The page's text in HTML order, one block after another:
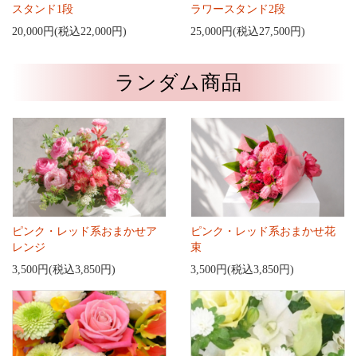
スタンド1段
20,000円(税込22,000円)
ラワースタンド2段
25,000円(税込27,500円)
ランダム商品
ピンク・レッド系おまかせア
レンジ
3,500円(税込3,850円)
ピンク・レッド系おまかせ花
束
3,500円(税込3,850円)